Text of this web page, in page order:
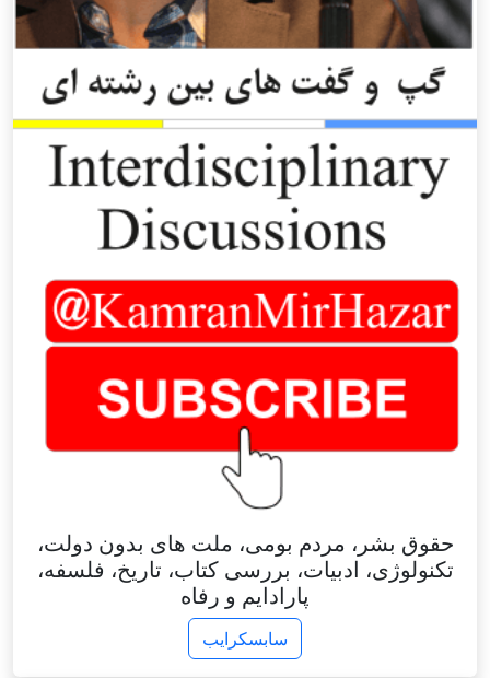
حقوق بشر، مردم بومی، ملت های بدون دولت،
تکنولوژی، ادبیات، بررسی کتاب، تاریخ، فلسفه،
پارادایم و رفاه
سابسکرایب